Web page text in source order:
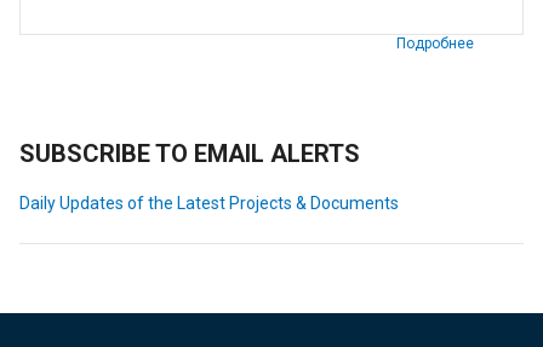
Подробнее
SUBSCRIBE TO EMAIL ALERTS
Daily Updates of the Latest Projects & Documents